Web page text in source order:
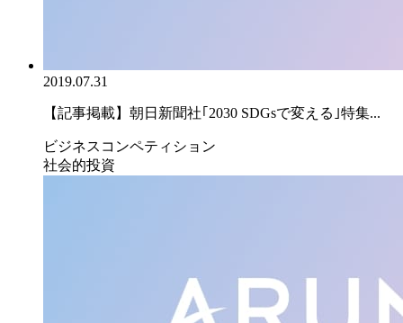
2019.07.31
【記事掲載】朝日新聞社｢2030 SDGsで変える｣特集...
ビジネスコンペティション
社会的投資